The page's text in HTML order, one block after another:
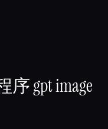
序gpt image